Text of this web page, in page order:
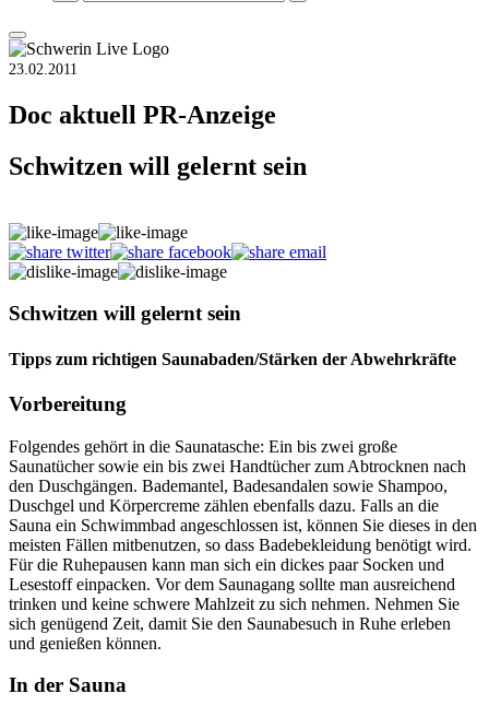
23.02.2011
Doc aktuell PR-Anzeige
Schwitzen will gelernt sein
Schwitzen will gelernt sein
Tipps zum richtigen Saunabaden/Stärken der Abwehrkräfte
Vorbereitung
Folgendes gehört in die Saunatasche: Ein bis zwei große
Saunatücher sowie ein bis zwei Handtücher zum Abtrocknen nach
den Duschgängen. Bademantel, Badesandalen sowie Shampoo,
Duschgel und Körpercreme zählen ebenfalls dazu. Falls an die
Sauna ein Schwimmbad angeschlossen ist, können Sie dieses in den
meisten Fällen mitbenutzen, so dass Badebekleidung benötigt wird.
Für die Ruhepausen kann man sich ein dickes paar Socken und
Lesestoff einpacken. Vor dem Saunagang sollte man ausreichend
trinken und keine schwere Mahlzeit zu sich nehmen. Nehmen Sie
sich genügend Zeit, damit Sie den Saunabesuch in Ruhe erleben
und genießen können.
In der Sauna